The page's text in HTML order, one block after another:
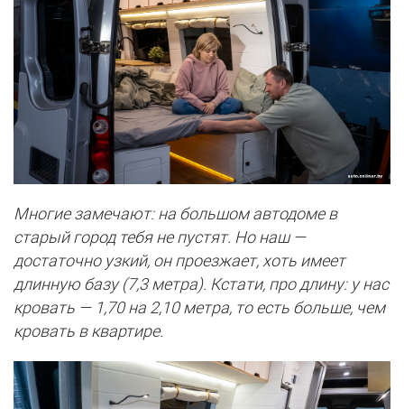
Многие замечают: на большом автодоме в
старый город тебя не пустят. Но наш —
достаточно узкий, он проезжает, хоть имеет
длинную базу (7,3 метра). Кстати, про длину: у нас
кровать — 1,70 на 2,10 метра, то есть больше, чем
кровать в квартире.